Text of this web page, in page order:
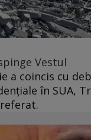
Vestul
a coincis cu
în SUA,